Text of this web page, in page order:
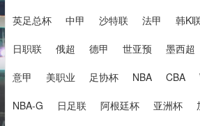
英足总杯 中甲 沙特联 法甲 韩K联
日职联 俄超 德甲 世亚预 墨西超
意甲 美职业 足协杯 NBA CBA
NBA-G 日足联 阿根廷杯 亚洲杯